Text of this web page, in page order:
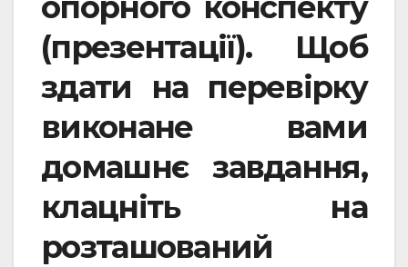
(презентації). Щоб
здати на перевірку
виконане вами
домашнє завдання,
клацніть на
розташований